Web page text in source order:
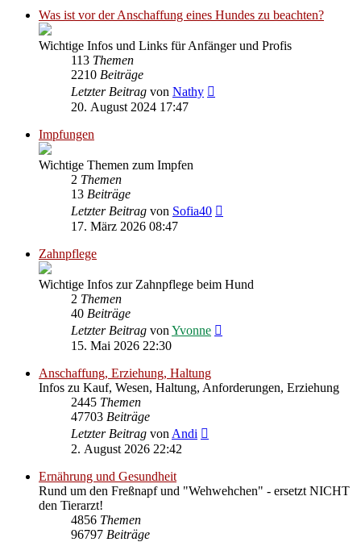
Was ist vor der Anschaffung eines Hundes zu beachten?
Wichtige Infos und Links für Anfänger und Profis
113 Themen
2210 Beiträge
Letzter Beitrag von Nathy
20. August 2024 17:47
Impfungen
Wichtige Themen zum Impfen
2 Themen
13 Beiträge
Letzter Beitrag von Sofia40
17. März 2026 08:47
Zahnpflege
Wichtige Infos zur Zahnpflege beim Hund
2 Themen
40 Beiträge
Letzter Beitrag von Yvonne
15. Mai 2026 22:30
Anschaffung, Erziehung, Haltung
Infos zu Kauf, Wesen, Haltung, Anforderungen, Erziehung
2445 Themen
47703 Beiträge
Letzter Beitrag von Andi
2. August 2026 22:42
Ernährung und Gesundheit
Rund um den Freßnapf und "Wehwehchen" - ersetzt NICHT
den Tierarzt!
4856 Themen
96797 Beiträge